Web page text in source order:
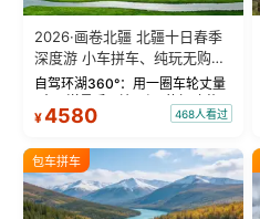
2026·画卷北疆 北疆十日春季
深度游 小车拼车、纯玩无购
物！
自驾环湖360°：用一圈车轮丈量
“大西洋最后一滴眼泪”的极致蔚
蓝。 赛湖旅拍：甄选多款风格服
绝美瞬间。 赛湖坦克300跟车视
频：专业摄影师...
¥4580 468人看过
包车拼车